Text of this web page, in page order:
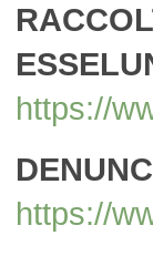
https://
https://